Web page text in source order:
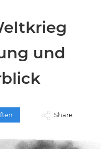
und
Share